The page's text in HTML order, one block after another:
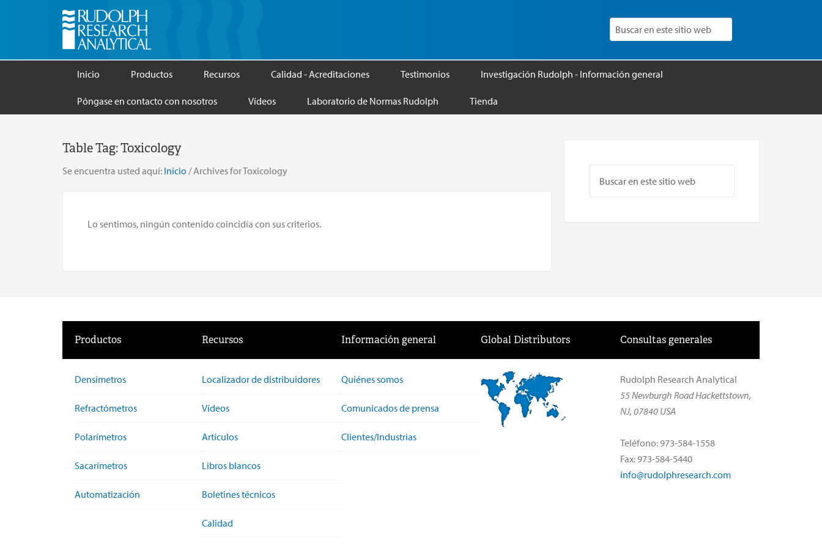
Inicio Productos Recursos Calidad - Acreditaciones Testimonios Investigación Rudolph - Información general
Póngase en contacto con nosotros Vídeos Laboratorio de Normas Rudolph Tienda
Table Tag:Toxicology
Se encuentra usted aquí: Inicio /Archives for Toxicology
Lo sentimos, ningún contenido coincidía con sus criterios.
Productos
Densímetros
Refractómetros
Polarímetros
Sacarímetros
Automatización
Recursos
Localizador de distribuidores
Vídeos
Artículos
Libros blancos
Boletines técnicos
Calidad
Información general
Quiénes somos
Comunicados de prensa
Clientes/Industrias
Global Distributors Consultas generales
Rudolph Research Analytical
55 Newburgh Road Hackettstown,
NJ, 07840 USA
Teléfono: 973-584-1558
Fax: 973-584-5440
info@rudolphresearch.com